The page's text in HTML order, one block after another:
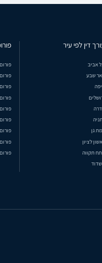
דין לפי עיר
אביב
שבע
גן
לציון
תקווה